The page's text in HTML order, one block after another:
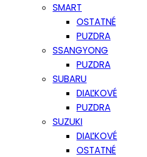
SMART
OSTATNÉ
PUZDRA
SSANGYONG
PUZDRA
SUBARU
DIAĽKOVÉ
PUZDRA
SUZUKI
DIAĽKOVÉ
OSTATNÉ